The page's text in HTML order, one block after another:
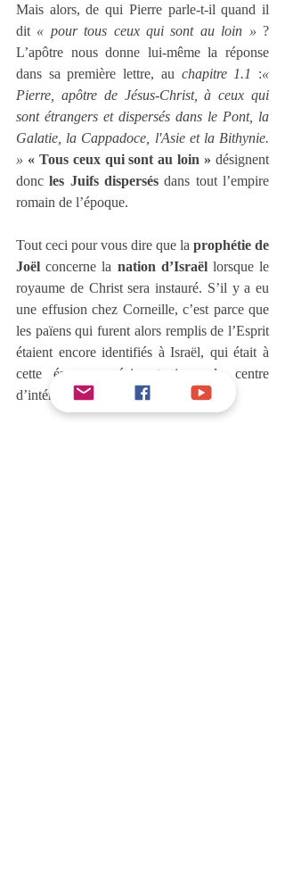
Mais alors, de qui Pierre parle-t-il quand il
dit « pour tous ceux qui sont au loin » ?
L’apôtre nous donne lui-même la réponse
dans sa première lettre, au chapitre 1.1 :«
Pierre, apôtre de Jésus‑Christ, à ceux qui
sont étrangers et dispersés dans le Pont, la
Galatie, la Cappadoce, l'Asie et la Bithynie.
» « Tous ceux qui sont au loin » désignent
donc les Juifs dispersés dans tout l’empire
romain de l’époque.
Tout ceci pour vous dire que la prophétie de
Joël concerne la nation d’Israël lorsque le
royaume de Christ sera instauré. S’il y a eu
une effusion chez Corneille, c’est parce que
les païens qui furent alors remplis de l’Esprit
étaient encore identifiés à Israël, qui était à
cette époque précise toujours le centre
d’intérêt de Dieu.